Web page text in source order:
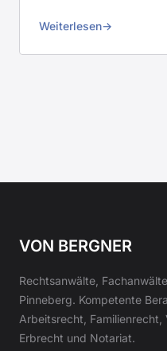
Weiterlesen
VON BERGNER
Rechtsanwälte,
Pinneberg. Kompetente
Arbeitsrecht, Familienrecht,
Erbrecht und Notariat.